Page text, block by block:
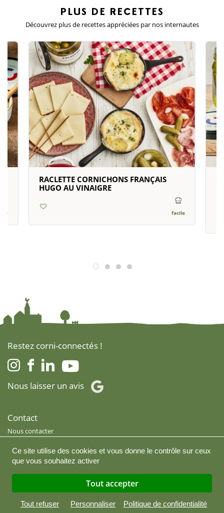
PLUS DE RECETTES
Découvrez plus de recettes appréciées par nos internautes
RACLETTE CORNICHONS FRANÇAIS
HUGO AU VINAIGRE
facile
Restez corni-connectés !
Nous laisser un avis
Contact
Nous contacter
Je suis revendeur
FAQ
Mentions légales
Ce site utilise des cookies et vous donne le contrôle sur ceux
que vous souhaitez activer
Tout accepter
Tout refuser Personnaliser Politique de confidentialité